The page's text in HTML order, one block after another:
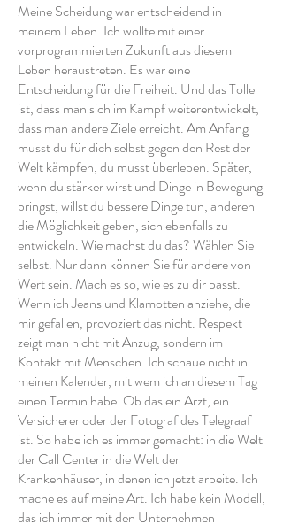
Meine Scheidung war entscheidend in
meinem Leben. Ich wollte mit einer
vorprogrammierten Zukunft aus diesem
Leben heraustreten. Es war eine
Entscheidung für die Freiheit. Und das Tolle
ist, dass man sich im Kampf weiterentwickelt,
dass man andere Ziele erreicht. Am Anfang
musst du für dich selbst gegen den Rest der
Welt kämpfen, du musst überleben. Später,
wenn du stärker wirst und Dinge in Bewegung
bringst, willst du bessere Dinge tun, anderen
die Möglichkeit geben, sich ebenfalls zu
entwickeln. Wie machst du das? Wählen Sie
selbst. Nur dann können Sie für andere von
Wert sein. Mach es so, wie es zu dir passt.
Wenn ich Jeans und Klamotten anziehe, die
mir gefallen, provoziert das nicht. Respekt
zeigt man nicht mit Anzug, sondern im
Kontakt mit Menschen. Ich schaue nicht in
meinen Kalender, mit wem ich an diesem Tag
einen Termin habe. Ob das ein Arzt, ein
Versicherer oder der Fotograf des Telegraaf
ist. So habe ich es immer gemacht: in die Welt
der Call Center in die Welt der
Krankenhäuser, in denen ich jetzt arbeite. Ich
mache es auf meine Art. Ich habe kein Modell,
das ich immer mit den Unternehmen